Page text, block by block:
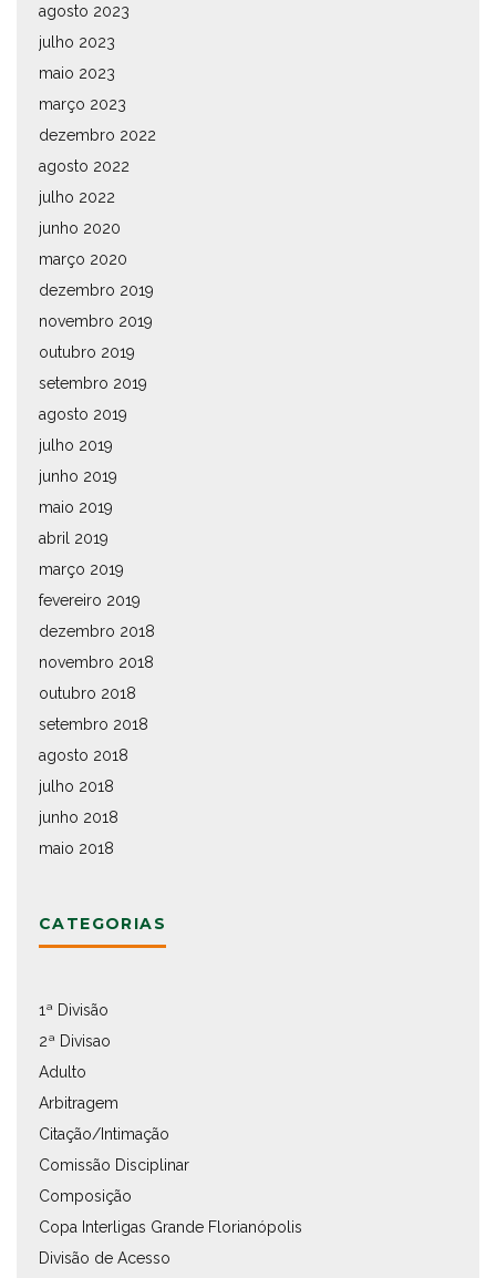
agosto 2023
julho 2023
maio 2023
março 2023
dezembro 2022
agosto 2022
julho 2022
junho 2020
março 2020
dezembro 2019
novembro 2019
outubro 2019
setembro 2019
agosto 2019
julho 2019
junho 2019
maio 2019
abril 2019
março 2019
fevereiro 2019
dezembro 2018
novembro 2018
outubro 2018
setembro 2018
agosto 2018
julho 2018
junho 2018
maio 2018
CATEGORIAS
1ª Divisão
2ª Divisao
Adulto
Arbitragem
Citação/Intimação
Comissão Disciplinar
Composição
Copa Interligas Grande Florianópolis
Divisão de Acesso